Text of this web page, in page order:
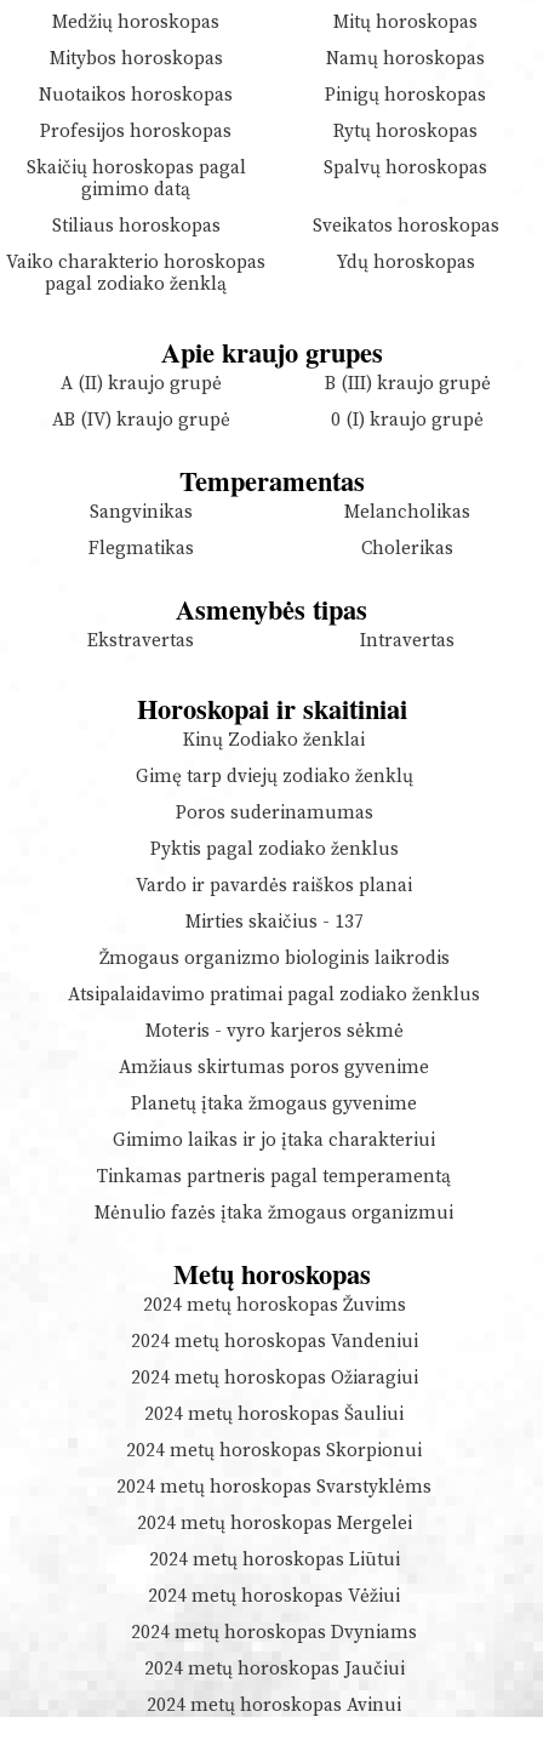
Medžių horoskopas
Mitų horoskopas
Mitybos horoskopas
Namų horoskopas
Nuotaikos horoskopas
Pinigų horoskopas
Profesijos horoskopas
Rytų horoskopas
Skaičių horoskopas pagal
gimimo datą
Spalvų horoskopas
Stiliaus horoskopas
Sveikatos horoskopas
Vaiko charakterio horoskopas
pagal zodiako ženklą
Ydų horoskopas
Apie kraujo grupes
A (II) kraujo grupė
B (III) kraujo grupė
AB (IV) kraujo grupė
0 (I) kraujo grupė
Temperamentas
Sangvinikas
Melancholikas
Flegmatikas
Cholerikas
Asmenybės tipas
Ekstravertas Intravertas
Horoskopai ir skaitiniai
Kinų Zodiako ženklai
Gimę tarp dviejų zodiako ženklų
Poros suderinamumas
Pyktis pagal zodiako ženklus
Vardo ir pavardės raiškos planai
Mirties skaičius - 137
Žmogaus organizmo biologinis laikrodis
Atsipalaidavimo pratimai pagal zodiako ženklus
Moteris - vyro karjeros sėkmė
Amžiaus skirtumas poros gyvenime
Planetų įtaka žmogaus gyvenime
Gimimo laikas ir jo įtaka charakteriui
Tinkamas partneris pagal temperamentą
Mėnulio fazės įtaka žmogaus organizmui
Metų horoskopas
2024 metų horoskopas Žuvims
2024 metų horoskopas Vandeniui
2024 metų horoskopas Ožiaragiui
2024 metų horoskopas Šauliui
2024 metų horoskopas Skorpionui
2024 metų horoskopas Svarstyklėms
2024 metų horoskopas Mergelei
2024 metų horoskopas Liūtui
2024 metų horoskopas Vėžiui
2024 metų horoskopas Dvyniams
2024 metų horoskopas Jaučiui
2024 metų horoskopas Avinui